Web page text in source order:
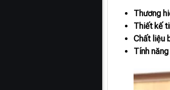
Thương
Thiết kế
Chất liệu
Tính